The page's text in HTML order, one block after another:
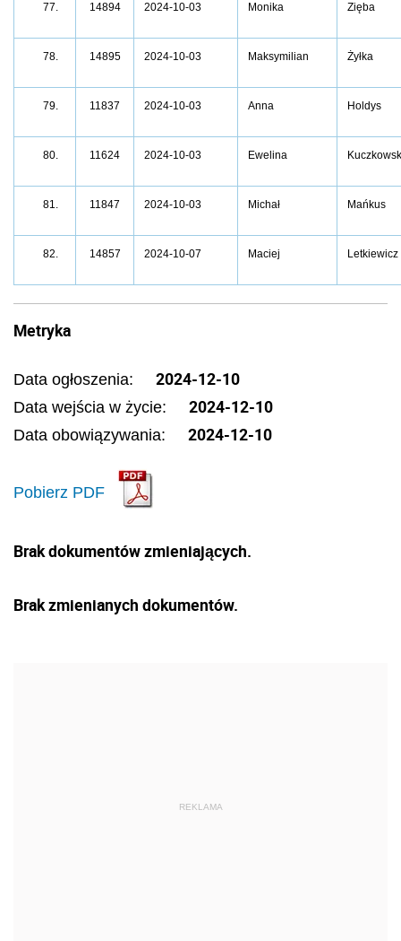
77. 14894 2024-10-03 Monika Zięba
78. 14895 2024-10-03 Maksymilian Żyłka
79. 11837 2024-10-03 Anna Holdys
80. 11624 2024-10-03 Ewelina
81. 11847 2024-10-03 Michał Mańkus
82. 14857 2024-10-07 Maciej Letkiewicz
Metryka
Data ogłoszenia: 2024-12-10
Data wejścia w życie: 2024-12-10
Data obowiązywania: 2024-12-10
Pobierz PDF
Brak dokumentów zmieniających.
Brak zmienianych dokumentów.